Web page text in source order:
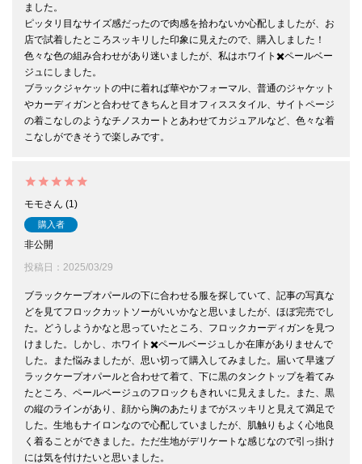
ました。
ピッタリ目なサイズ感だったので肉感を拾わないか心配しましたが、お
店で試着したところスッキリした印象に見えたので、購入しました！
色々な色の組み合わせがあり迷いましたが、私はホワイト✖️ペールベー
ジュにしました。
ブラックジャケットの中に着れば華やかフォーマル、普通のジャケット
やカーディガンと合わせてきちんと目オフィススタイル、サイトページ
の着こなしのようなチノスカートとあわせてカジュアルなど、色々な着
こなしができそうで楽しみです。
モモ 1
購入者
非公開
投稿日
2025/03/29
ブラックケープオパールの下に合わせる服を探していて、記事の写真な
どを見てフロックカットソーがいいかなと思いましたが、ほぼ完売でし
た。どうしようかなと思っていたところ、フロックカーディガンを見つ
けました。しかし、ホワイト✖️ペールベージュしか在庫がありませんで
した。また悩みましたが、思い切って購入してみました。届いて早速ブ
ラックケープオパールと合わせて着て、下に黒のタンクトップを着てみ
たところ、ペールベージュのフロックもきれいに見えました。また、黒
の縦のラインがあり、顔から胸のあたりまでがスッキリと見えて満足で
した。生地もナイロンなので心配していましたが、肌触りもよく心地良
く着ることができました。ただ生地がデリケートな感じなので引っ掛け
には気を付けたいと思いました。